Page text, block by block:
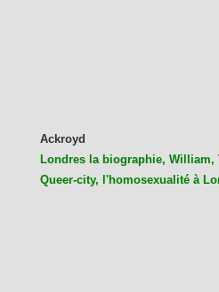
Ackroyd
Londres la biographie, William,
Queer-city, l'homosexualité à